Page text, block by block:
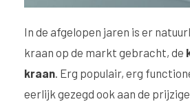
In de afgelopen jaren is er
kraan op de markt gebracht, de
kraan . Erg populair, erg
eerlijk gezegd ook aan de